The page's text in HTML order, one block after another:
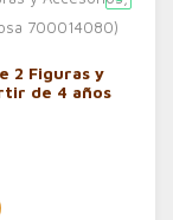
2 Figuras y
de 4 años